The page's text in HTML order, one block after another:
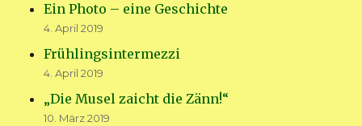
Ein Photo – eine Geschichte
4. April 2019
Frühlingsintermezzi
4. April 2019
„Die Musel zaicht die Zänn!“
10. März 2019